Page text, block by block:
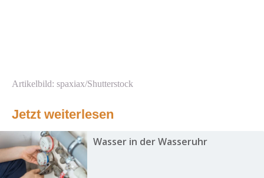
Artikelbild: spaxiax/Shutterstock
Jetzt weiterlesen
Wasser in der Wasseruhr